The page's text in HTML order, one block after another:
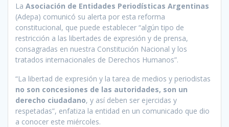
La Asociación de Entidades Periodísticas Argentinas
(Adepa) comunicó su alerta por esta reforma
constitucional, que puede establecer “algún tipo de
restricción a las libertades de expresión y de prensa,
consagradas en nuestra Constitución Nacional y los
tratados internacionales de Derechos Humanos”.
“La libertad de expresión y la tarea de medios y periodistas
no son concesiones de las autoridades, son un
derecho ciudadano, y así deben ser ejercidas y
respetadas”, enfatiza la entidad en un comunicado que dio
a conocer este miércoles.